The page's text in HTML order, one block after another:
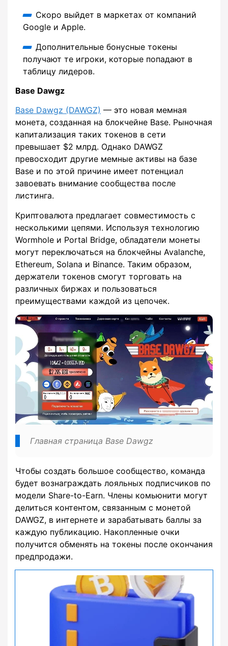
Скоро выйдет в маркетах от компаний
Google и Apple.
Дополнительные бонусные токены
получают те игроки, которые попадают в
таблицу лидеров.
Base Dawgz
Base Dawgz (DAWGZ) — это новая мемная
монета, созданная на блокчейне Base. Рыночная
капитализация таких токенов в сети
превышает $2 млрд. Однако DAWGZ
превосходит другие мемные активы на базе
Base и по этой причине имеет потенциал
завоевать внимание сообщества после
листинга.
Криптовалюта предлагает совместимость с
несколькими цепями. Используя технологию
Wormhole и Portal Bridge, обладатели монеты
могут переключаться на блокчейны Avalanche,
Ethereum, Solana и Binance. Таким образом,
держатели токенов смогут торговать на
различных биржах и пользоваться
преимуществами каждой из цепочек.
Главная страница Base Dawgz
Чтобы создать большое сообщество, команда
будет вознаграждать лояльных подписчиков по
модели Share-to-Earn. Члены комьюнити могут
делиться контентом, связанным с монетой
DAWGZ, в интернете и зарабатывать баллы за
каждую публикацию. Накопленные очки
получится обменять на токены после окончания
предпродажи.